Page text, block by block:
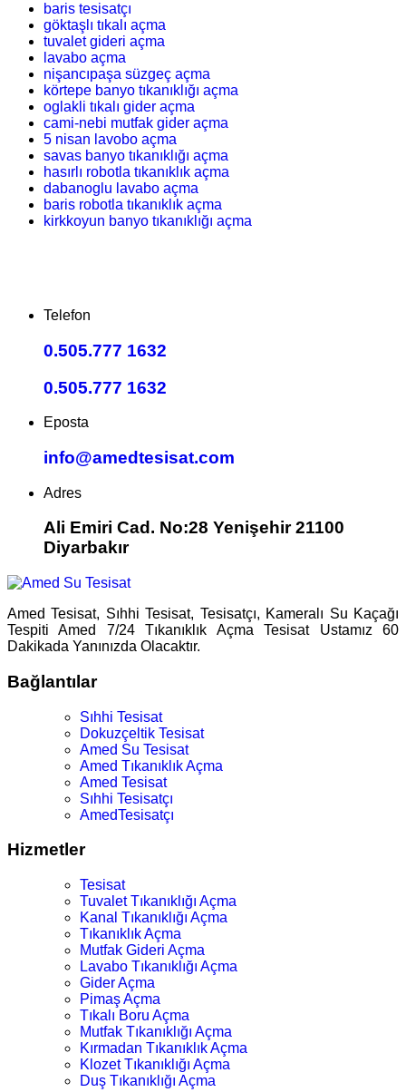
baris tesisatçı
göktaşlı tıkalı açma
tuvalet gideri açma
lavabo açma
nişancıpaşa süzgeç açma
körtepe banyo tıkanıklığı açma
oglakli tıkalı gider açma
cami-nebi mutfak gider açma
5 nisan lavobo açma
savas banyo tıkanıklığı açma
hasırlı robotla tıkanıklık açma
dabanoglu lavabo açma
baris robotla tıkanıklık açma
kirkkoyun banyo tıkanıklığı açma
Telefon
0.505.777 1632
0.505.777 1632
Eposta
info@amedtesisat.com
Adres
Ali Emiri Cad. No:28 Yenişehir 21100
Diyarbakır
Amed Tesisat, Sıhhi Tesisat, Tesisatçı, Kameralı Su Kaçağı
Tespiti Amed 7/24 Tıkanıklık Açma Tesisat Ustamız 60
Dakikada Yanınızda Olacaktır.
Bağlantılar
Sıhhi Tesisat
Dokuzçeltik Tesisat
Amed Su Tesisat
Amed Tıkanıklık Açma
Amed Tesisat
Sıhhi Tesisatçı
AmedTesisatçı
Hizmetler
Tesisat
Tuvalet Tıkanıklığı Açma
Kanal Tıkanıklığı Açma
Tıkanıklık Açma
Mutfak Gideri Açma
Lavabo Tıkanıklığı Açma
Gider Açma
Pimaş Açma
Tıkalı Boru Açma
Mutfak Tıkanıklığı Açma
Kırmadan Tıkanıklık Açma
Klozet Tıkanıklığı Açma
Duş Tıkanıklığı Açma